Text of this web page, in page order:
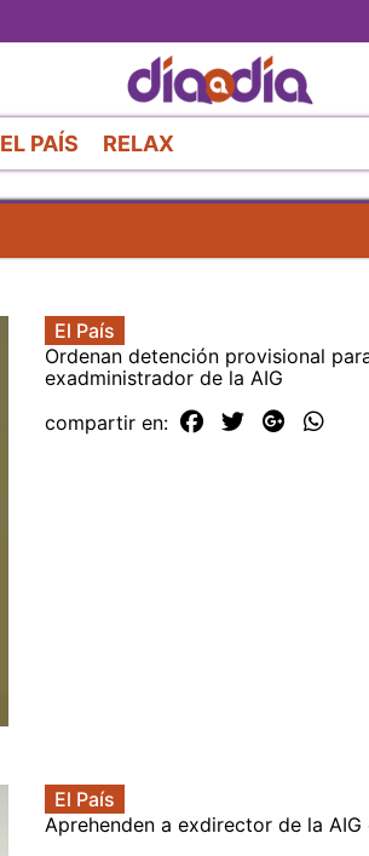
al
contenido
principal
EL PAÍS RELAX
El País
Ordenan detención provisional
exadministrador de la AIG
compartir en:
El País
Aprehenden a exdirector de la AIG